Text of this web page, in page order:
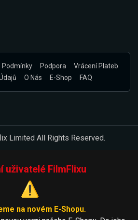
Podmínky Podpora
Vrácení Plateb
O Nás E-Shop FAQ
Limited All Rights Reserved.
uživatelé FilmFlixu
⚠️
na novém E-Shopu.